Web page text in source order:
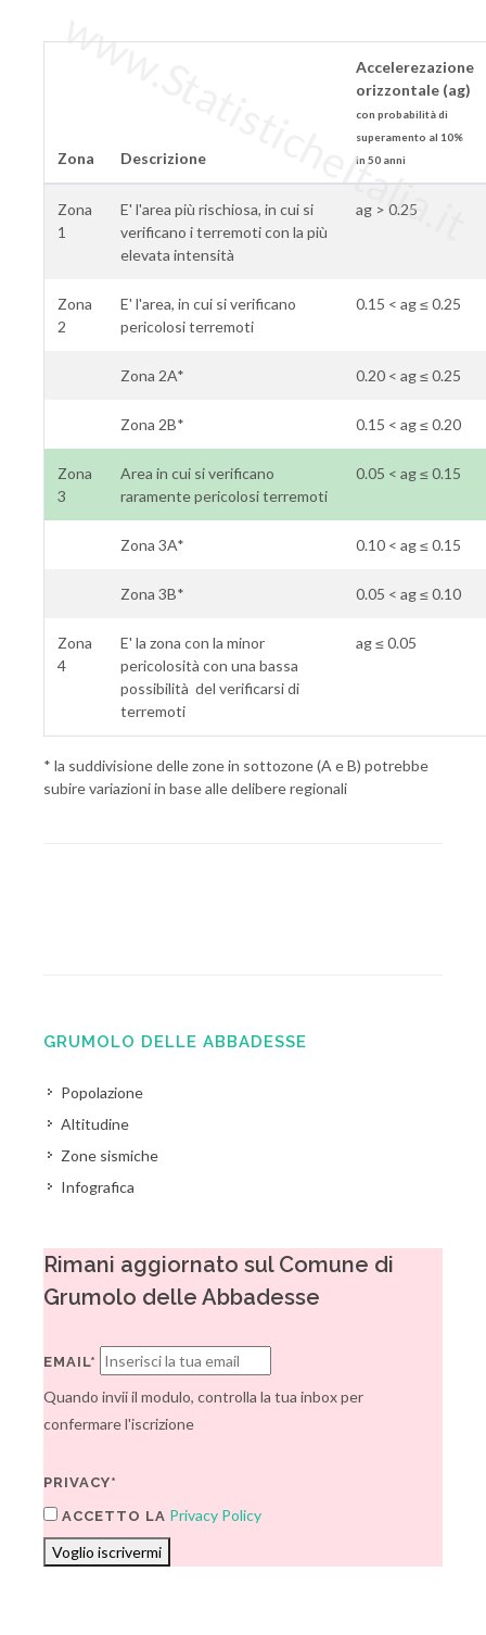
Zona Descrizione
Accelerezazione
orizzontale (ag)
con probabilità di
superamento al 10%
in 50 anni
Zona
1
E' l'area più rischiosa, in cui si
verificano i terremoti con la più
elevata intensità
ag > 0.25
Zona
2
E' l'area, in cui si verificano
pericolosi terremoti
0.15 < ag ≤ 0.25
Zona 2A* 0.20 < ag ≤ 0.25
Zona 2B* 0.15 < ag ≤ 0.20
Zona
3
Area in cui si verificano
raramente pericolosi terremoti
0.05 < ag ≤ 0.15
Zona 3A* 0.10 < ag ≤ 0.15
Zona 3B* 0.05 < ag ≤ 0.10
Zona
4
E' la zona con la minor
pericolosità con una bassa
possibilità del verificarsi di
terremoti
ag ≤ 0.05
www.StatisticheItalia.it
* la suddivisione delle zone in sottozone (A e B) potrebbe
subire variazioni in base alle delibere regionali
GRUMOLO DELLE ABBADESSE
Popolazione
Altitudine
Zone sismiche
Infografica
Rimani aggiornato sul Comune di
Grumolo delle Abbadesse
EMAIL*
Quando invii il modulo, controlla la tua inbox per
confermare l'iscrizione
PRIVACY*
ACCETTO LA Privacy Policy
Voglio iscrivermi